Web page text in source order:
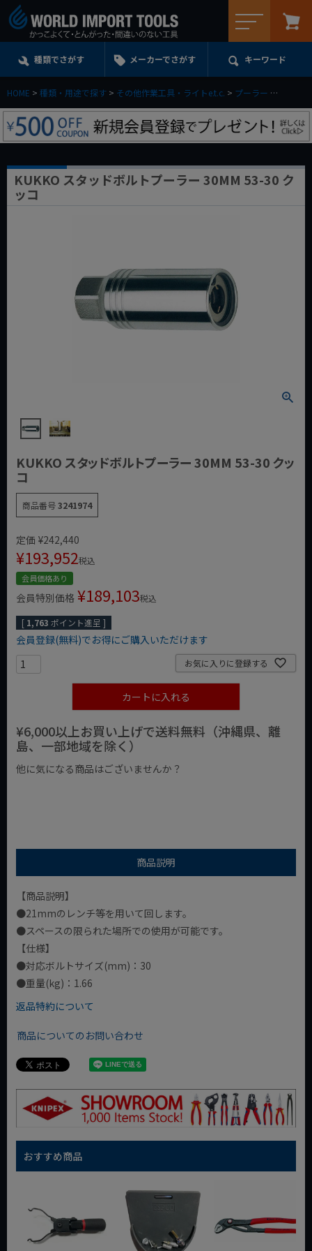
種類でさがす メーカーでさがす キーワード
HOME 種類・用途で探す その他作業工具・ライトe.t.c. プーラー
KUKKO スタッドボルトプーラー 30MM 53-30 ク
ッコ
KUKKO スタッドボルトプーラー 30MM 53-30 クッ
コ
商品番号3241974
定価 ¥242,440
¥193,952税込
会員価格あり
会員特別価格 ¥189,103税込
[ 1,763 ポイント進呈 ]
会員登録(無料)でお得にご購入いただけます
お気に入りに登録する
カートに入れる
¥6,000以上お買い上げで送料無料（沖縄県、離
島、一部地域を除く）
他に気になる商品はございませんか？
商品説明
【商品説明】
●21mmのレンチ等を用いて回します。
●スペースの限られた場所での使用が可能です。
【仕様】
●対応ボルトサイズ(mm)：30
●重量(kg)：1.66
返品特約について
商品についてのお問い合わせ
おすすめ商品